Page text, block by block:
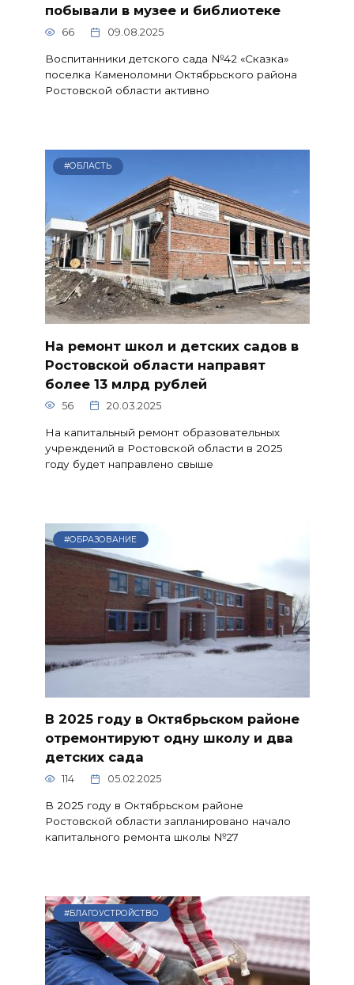
побывали в музее и библиотеке
66 09.08.2025
Воспитанники детского сада №42 «Сказка»
поселка Каменоломни Октябрьского района
Ростовской области активно
#ОБЛАСТЬ
На ремонт школ и детских садов в
Ростовской области направят
более 13 млрд рублей
56 20.03.2025
На капитальный ремонт образовательных
учреждений в Ростовской области в 2025
году будет направлено свыше
#ОБРАЗОВАНИЕ
В 2025 году в Октябрьском районе
отремонтируют одну школу и два
детских сада
114 05.02.2025
В 2025 году в Октябрьском районе
Ростовской области запланировано начало
капитального ремонта школы №27
#БЛАГОУСТРОЙСТВО